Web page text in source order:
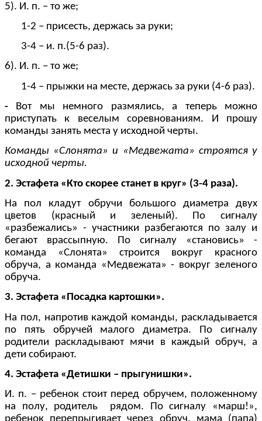
5). И. п. – то же;
1-2 – присесть, держась за руки;
3-4 – и. п.(5-6 раз).
6). И. п. – то же;
1-4 – прыжки на месте, держась за руки (4-6 раз).
- Вот мы немного размялись, а теперь можно
приступать к веселым соревнованиям. И прошу
команды занять места у исходной черты.
Команды «Слонята» и «Медвежата» строятся у
исходной черты.
2. Эстафета «Кто скорее станет в круг» (3-4 раза).
На пол кладут обручи большого диаметра двух
цветов (красный и зеленый). По сигналу
«разбежались» - участники разбегаются по залу и
бегают врассыпную. По сигналу «становись» -
команда «Слонята» строится вокруг красного
обруча, а команда «Медвежата» - вокруг зеленого
обруча.
3. Эстафета «Посадка картошки».
На пол, напротив каждой команды, раскладывается
по пять обручей малого диаметра. По сигналу
родители раскладывают мячи в каждый обруч, а
дети собирают.
4. Эстафета «Детишки – прыгунишки».
И. п. – ребенок стоит перед обручем, положенному
на полу, родитель рядом. По сигналу «марш!»,